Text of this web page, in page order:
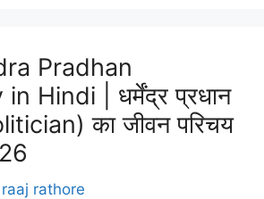
Pradhan
Hindi | धर्मेंद्र प्रधान
का जीवन परिचय
raaj rathore